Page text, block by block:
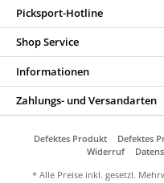
Picksport-Hotline
Shop Service
Informationen
Zahlungs- und Versandarten
Defektes Produkt Defektes
Widerruf
* Alle Preise inkl. gesetzl.